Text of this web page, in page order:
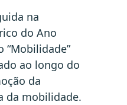
na
do Ano
“Mobilidade”
ao longo do
da
da mobilidade.